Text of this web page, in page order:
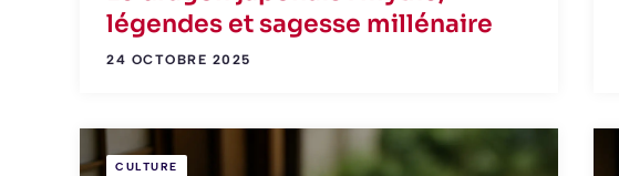
légendes et sagesse millénaire
24 OCTOBRE 2025
CULTURE